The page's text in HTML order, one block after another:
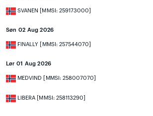
SVANEN [MMSI: 259173000]
Søn 02 Aug 2026
FINALLY [MMSI: 257544070]
Lør 01 Aug 2026
MEDVIND [MMSI: 258007070]
LIBERA [MMSI: 258113290]